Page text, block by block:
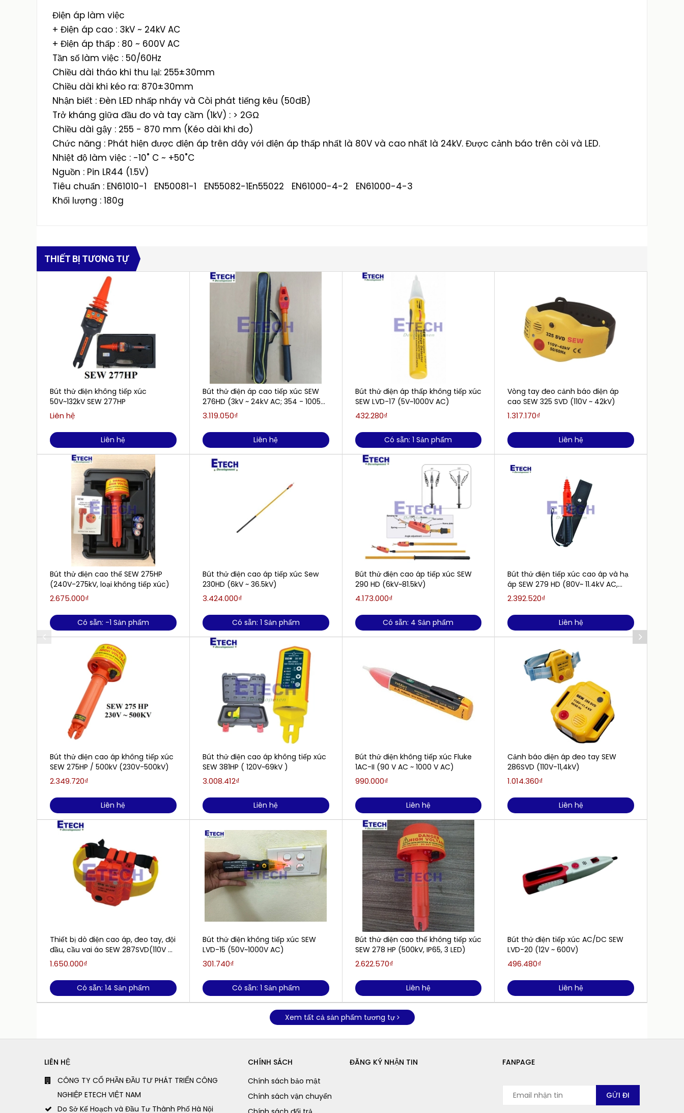
Điện áp làm việc
+ Điện áp cao : 3kV ~ 24kV AC
+ Điện áp thấp : 80 ~ 600V AC
Tần số làm việc : 50/60Hz
Chiều dài tháo khi thu lại: 255±30mm
Chiều dài khi kéo ra: 870±30mm
Nhận biết : Đèn LED nhấp nháy và Còi phát tiếng kêu (50dB)
Trở kháng giữa đầu đo và tay cầm (1kV) : > 2GΩ
Chiều dài gậy : 255 - 870 mm (Kéo dài khi đo)
Chức năng : Phát hiện được điện áp trên dây với điện áp thấp nhất là 80V và cao nhất là 24kV. Được cảnh báo trên còi và LED.
Nhiệt độ làm việc : -10˚ C ~ +50˚C
Nguồn : Pin LR44 (1.5V)
Tiêu chuẩn : EN61010-1 EN50081-1 EN55082-1En55022 EN61000-4-2 EN61000-4-3
Khối lượng : 180g
THIẾT BỊ TƯƠNG TỰ
Bút thử điện không tiếp xúc
50V~132kV SEW 277HP
Liên hệ
Liên hệ
Bút thử điện cao thế SEW 275HP
(240V-275kV, loại không tiếp xúc)
2.675.000₫
Có sẵn: -1 Sản phẩm
Bút thử điện cao áp không tiếp xúc
SEW 275HP / 500kV (230V-500kV)
2.349.720₫
Liên hệ
Thiết bị dò điện cao áp, đeo tay, đội
đầu, cầu vai áo SEW 287SVD(110V -
22.8KVAC)
1.650.000₫
Có sẵn: 14 Sản phẩm
Bút thử điện áp cao tiếp xúc SEW
276HD (3kV ~ 24kV AC; 354 - 1005
mm)
3.119.050₫
Liên hệ
Bút thử điện cao áp tiếp xúc Sew
230HD (6kV ~ 36.5kV)
3.424.000₫
Có sẵn: 1 Sản phẩm
Bút thử điện cao áp không tiếp xúc
SEW 381HP ( 120V~69kV )
3.008.412₫
Liên hệ
Bút thử điện không tiếp xúc SEW
LVD-15 (50V~1000V AC)
301.740₫
Có sẵn: 1 Sản phẩm
Bút thử điện áp thấp không tiếp xúc
SEW LVD-17 (5V~1000V AC)
432.280₫
Có sẵn: 1 Sản phẩm
Bút thử điện cao áp tiếp xúc SEW
290 HD (6kV~81.5kV)
4.173.000₫
Có sẵn: 4 Sản phẩm
Bút thử điện không tiếp xúc Fluke
1AC-II (90 V AC ~ 1000 V AC)
990.000₫
Liên hệ
Bút thử điện cao thế không tiếp xúc
SEW 278 HP (500kV, IP65, 3 LED)
2.622.570₫
Liên hệ
Vòng tay đeo cảnh báo điện áp
cao SEW 325 SVD (110V ~ 42kV)
1.317.170₫
Liên hệ
Bút thử điện tiếp xúc cao áp và hạ
áp SEW 279 HD (80V~ 11.4kV AC,
50Hz/60Hz)
2.392.520₫
Liên hệ
Cảnh báo điện áp đeo tay SEW
286SVD (110V-11,4kV)
1.014.360₫
Liên hệ
Bút thử điện tiếp xúc AC/DC SEW
LVD-20 (12V ~ 600V)
496.480₫
Liên hệ
Xem tất cả sản phẩm tương tự
LIÊN HỆ
CÔNG TY CỔ PHẦN ĐẦU TƯ PHÁT TRIỂN CÔNG
NGHIỆP ETECH VIỆT NAM
Do Sở Kế Hoạch và Đầu Tư Thành Phố Hà Nội
CHÍNH SÁCH
Chính sách bảo mật
Chính sách vận chuyển
ĐĂNG KÝ NHẬN TIN FANPAGE